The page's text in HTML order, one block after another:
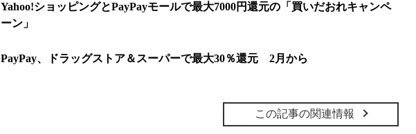
Yahoo!ショッピングとPayPayモールで最大7000円還元の「買いだおれキャンペ
ーン」
PayPay、ドラッグストア＆スーパーで最大30％還元 2月から
この記事の関連情報